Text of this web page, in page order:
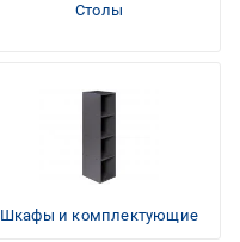
Столы
Шкафы и комплектующие